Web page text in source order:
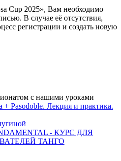
Cup 2025», Вам необходимо
В случае её отсутствия,
регистрации и создать новую
с нашими уроками
+ Pasodoble. Лекция и практика.
- КУРС ДЛЯ
ТАНГО